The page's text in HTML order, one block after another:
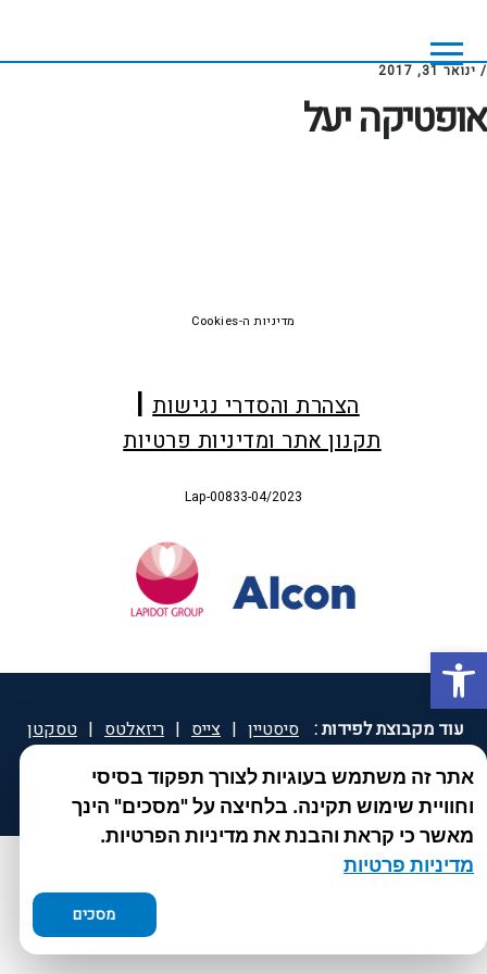
פתח סרגל נגישות
main
content
footer
/ ינואר 31, 2017
אופטיקה יעל
הצהרת והסדרי נגישות
תקנון אתר ומדיניות פרטיות
Lap-00833-04/2023
מדיניות ה-Cookies
אתר זה משתמש בעוגיות לצורך תפקוד בסיסי
וחוויית שימוש תקינה. בלחיצה על "מסכים" הינך
מאשר כי קראת והבנת את מדיניות הפרטיות.
מדיניות פרטיות
מסכים
עוד מקבוצת לפידות : סיסטיין | צייס | ריזאלטס | טסקטן
| ספאטון | ספיד גרון | יוטיפרו פלוס | קוקידנט |
DROPsept ®